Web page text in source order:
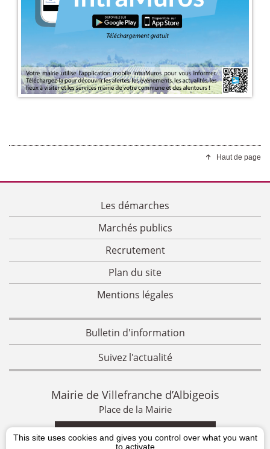
Haut de page
Les démarches
Marchés publics
Recrutement
Plan du site
Mentions légales
Bulletin d'information
Suivez l'actualité
Mairie de Villefranche d’Albigeois
Place de la Mairie
CONTACTEZ-NOUS
This site uses cookies and gives you control over what you want
to activate